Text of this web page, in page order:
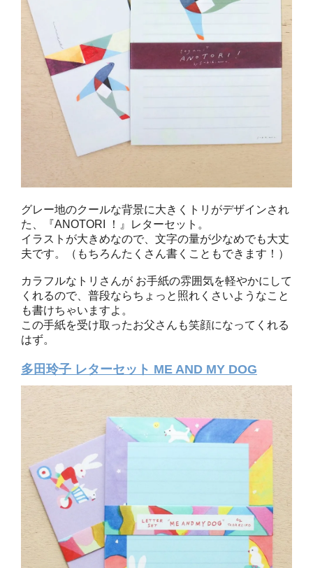
グレー地のクールな背景に大きくトリがデザインされ
た、『ANOTORI ！』レターセット。
イラストが大きめなので、文字の量が少なめでも大丈
夫です。（もちろんたくさん書くこともできます！）
カラフルなトリさんが お手紙の雰囲気を軽やかにして
くれるので、普段ならちょっと照れくさいようなこと
も書けちゃいますよ。
この手紙を受け取ったお父さんも笑顔になってくれる
はず。
多田玲子 レターセット ME AND MY DOG